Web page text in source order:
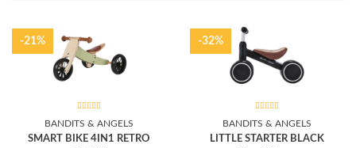
-21%
BANDITS & ANGELS
SMART BIKE 4IN1 RETRO
-32%
BANDITS & ANGELS
LITTLE STARTER BLACK